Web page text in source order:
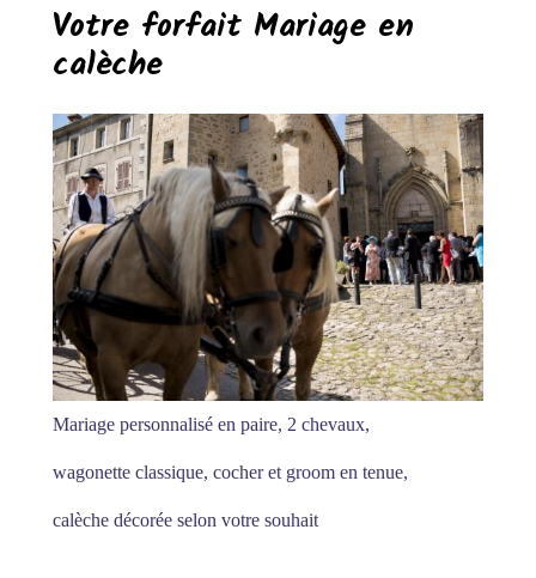
Votre forfait Mariage en
calèche
Mariage personnalisé en paire, 2 chevaux,
wagonette classique, cocher et groom en tenue,
calèche décorée selon votre souhait